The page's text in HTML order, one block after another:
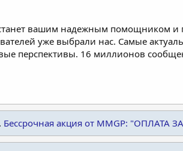
вашим надежным помощником
уже выбрали нас. Самые
перспективы. 16 миллионов
Бессрочная акция от MMGP: "ОПЛАТА